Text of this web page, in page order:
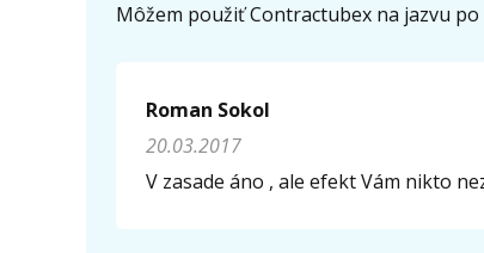
Môžem použiť Contractubex na jazvu
Roman Sokol
20.03.2017
V zasade áno , ale efekt Vám nikto